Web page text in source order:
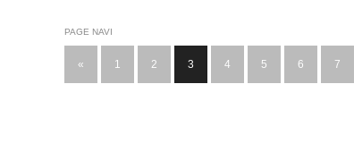
PAGE NAVI
« 1 2 3 4 5 6 7